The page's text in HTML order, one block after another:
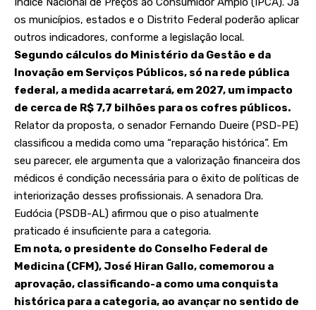
os municípios, estados e o Distrito Federal poderão aplicar
outros indicadores, conforme a legislação local.
Segundo cálculos do Ministério da Gestão e da
Inovação em Serviços Públicos, só na rede pública
federal, a medida acarretará, em 2027, um impacto
de cerca de R$ 7,7 bilhões para os cofres públicos.
Relator da proposta, o senador Fernando Dueire (PSD-PE)
classificou a medida como uma “reparação histórica”. Em
seu parecer, ele argumenta que a valorização financeira dos
médicos é condição necessária para o êxito de políticas de
interiorização desses profissionais. A senadora Dra.
Eudócia (PSDB-AL) afirmou que o piso atualmente
praticado é insuficiente para a categoria.
Em nota, o presidente do Conselho Federal de
Medicina (CFM), José Hiran Gallo, comemorou a
aprovação, classificando-a como uma conquista
histórica para a categoria, ao avançar no sentido de